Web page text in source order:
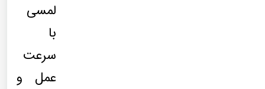
لمسی
با
سرعت
عمل و